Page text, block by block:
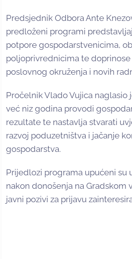
Predsjednik Odbora Ante
predloženi programi
potpore gospodarstvenicima,
poljoprivrednicima te
poslovnog okruženja i novih
Pročelnik Vlado Vujica naglasio
već niz godina provodi
rezultate te nastavlja stvarati
razvoj poduzetništva i jačanje
gospodarstva.
Prijedlozi programa upućeni su
nakon donošenja na Gradskom
javni pozivi za prijavu